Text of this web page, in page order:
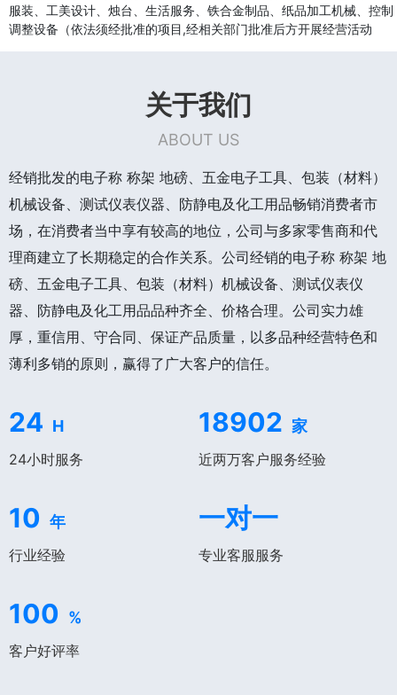
服装、工美设计、烛台、生活服务、铁合金制品、纸品加工机械、控制
调整设备（依法须经批准的项目,经相关部门批准后方开展经营活动
关于我们
ABOUT US
经销批发的电子称 称架 地磅、五金电子工具、包装（材料）
机械设备、测试仪表仪器、防静电及化工用品畅销消费者市
场，在消费者当中享有较高的地位，公司与多家零售商和代
理商建立了长期稳定的合作关系。公司经销的电子称 称架 地
磅、五金电子工具、包装（材料）机械设备、测试仪表仪
器、防静电及化工用品品种齐全、价格合理。公司实力雄
厚，重信用、守合同、保证产品质量，以多品种经营特色和
薄利多销的原则，赢得了广大客户的信任。
24 H
24小时服务
18902 家
近两万客户服务经验
10 年
行业经验
一对一
专业客服服务
100 %
客户好评率